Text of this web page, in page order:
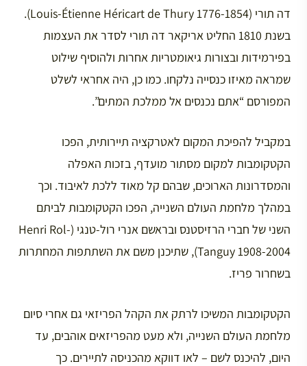
דה תורי (Louis-Étienne Héricart de Thury 1776-1854).
בשנת 1810 החליט אריקאר דה תורי לסדר את העצמות
בפירמידות ובצורות גיאומטריות אחרות ולהוסיף שילוט
שמראה מאיזו כנסייה נלקחו. כמו כן, היה אחראי לשלט
המפורסם “אתם נכנסים אל ממלכת המתים”.
במקביל להפיכת המקום לאטרקציה תיירותית, הפכו
הקטקומבות למקום מסתור מועדף, בזכות האפלה
והמסדרונות הארוכים, שבהם קל מאוד ללכת לאיבוד. וכך
במהלך מלחמת העולם השנייה, הפכו הקטקומבות לביתם
השני של חברי הרזיסטנס ובראשם אנרי רול-טנגי (Henri Rol-
Tanguy 1908-2004), שתיכנן משם את השתתפות המחתרות
בשחרור פריז.
הקטקומבות המשיכו לרתק את הקהל הפריזאי גם אחרי סיום
מלחמת העולם השנייה, ולא מעט מהפריזאים אוהבים, עד
היום, להיכנס לשם – לאו דווקא מהכניסה לתיירים. כך